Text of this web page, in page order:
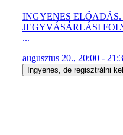
INGYENES
JEGYVÁSÁRLÁSI
...
augusztus 20., 20:00 -
Ingyenes, de regisztrálni kell